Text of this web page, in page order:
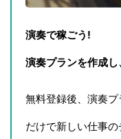
演奏で稼ごう!
演奏プランを作成
無料登録後、演奏
だけで新しい仕事